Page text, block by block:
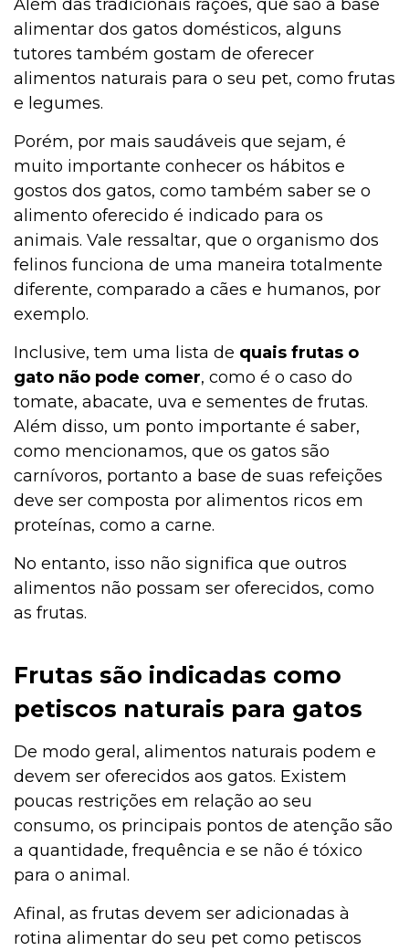
Além das tradicionais rações, que são a base
alimentar dos gatos domésticos, alguns
tutores também gostam de oferecer
alimentos naturais para o seu pet, como frutas
e legumes.
Porém, por mais saudáveis que sejam, é
muito importante conhecer os hábitos e
gostos dos gatos, como também saber se o
alimento oferecido é indicado para os
animais. Vale ressaltar, que o organismo dos
felinos funciona de uma maneira totalmente
diferente, comparado a cães e humanos, por
exemplo.
Inclusive, tem uma lista de quais frutas o
gato não pode comer, como é o caso do
tomate, abacate, uva e sementes de frutas.
Além disso, um ponto importante é saber,
como mencionamos, que os gatos são
carnívoros, portanto a base de suas refeições
deve ser composta por alimentos ricos em
proteínas, como a carne.
No entanto, isso não significa que outros
alimentos não possam ser oferecidos, como
as frutas.
Frutas são indicadas como
petiscos naturais para gatos
De modo geral, alimentos naturais podem e
devem ser oferecidos aos gatos. Existem
poucas restrições em relação ao seu
consumo, os principais pontos de atenção são
a quantidade, frequência e se não é tóxico
para o animal.
Afinal, as frutas devem ser adicionadas à
rotina alimentar do seu pet como petiscos